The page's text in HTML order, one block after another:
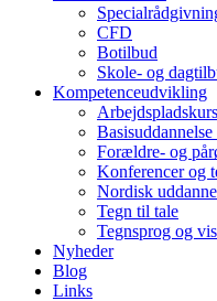
CFD
Botilbud
Skole- og
Kompetenceudvikling
Forældre- og
Konferencer og
Nordisk
Tegn til tale
Tegnsprog og
Nyheder
Blog
Links